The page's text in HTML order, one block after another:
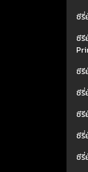
ซีรี่
ซีรี
ซีรี
ซีรี่
ซีรี
ซีรี่
ซีรี่